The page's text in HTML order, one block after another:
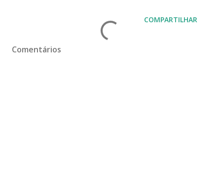
COMPARTILHAR
Comentários